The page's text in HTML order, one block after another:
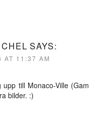
SAYS:
AT 11:37 AM
till Monaco-Ville
bilder. :)